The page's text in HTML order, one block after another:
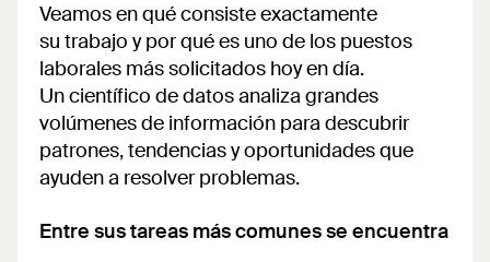
Veamos en qué consiste exactamente
su trabajo y por qué es uno de los puestos
laborales más solicitados hoy en día.
Un científico de datos analiza grandes
volúmenes de información para descubrir
patrones, tendencias y oportunidades que
ayuden a resolver problemas.
Entre sus tareas más comunes se encuentra